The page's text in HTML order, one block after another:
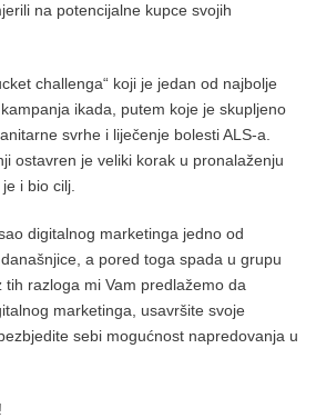
na potencijalne kupce svojih
challenga“ koji je jedan od najbolje
ikada, putem koje je skupljeno
svrhe i liječenje bolesti ALS-a.
ostavren je veliki korak u pronalaženju
i bio cilj.
digitalnog marketinga jedno od
a pored toga spada u grupu
tih razloga mi Vam predlažemo da
marketinga, usavršite svoje
sebi mogućnost napredovanja u